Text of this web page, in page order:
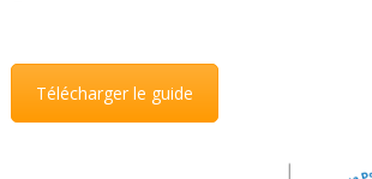
Télécharger le guide